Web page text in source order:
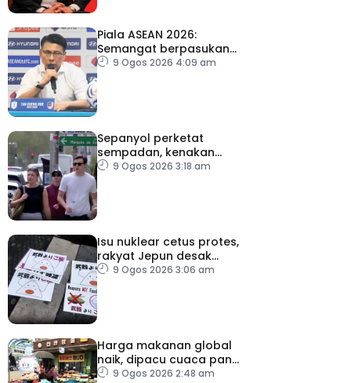
Piala ASEAN 2026:
Semangat berpasukan
kunci Harimau Malaya ke
9 Ogos 2026 4:09 am
Sepanyol perketat
sempadan, kenakan
pemeriksaan ketibaan
9 Ogos 2026 3:18 am
Isu nuklear cetus protes,
rakyat Jepun desak
dasar dikaji semula
9 Ogos 2026 3:06 am
Harga makanan global
naik, dipacu cuaca panas
dan ketegangan
9 Ogos 2026 2:48 am